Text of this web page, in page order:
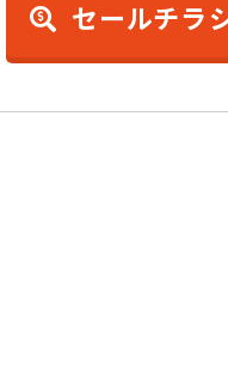
セールチラ